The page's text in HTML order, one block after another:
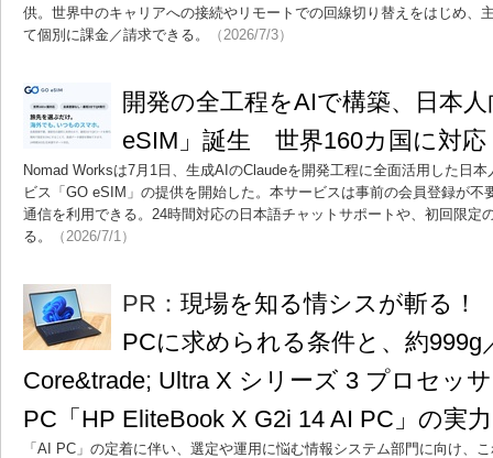
供。世界中のキャリアへの接続やリモートでの回線切り替えをはじめ、
て個別に課金／請求できる。
（2026/7/3）
開発の全工程をAIで構築、日本
eSIM」誕生 世界160カ国に対応
Nomad Worksは7月1日、生成AIのClaudeを開発工程に全面活用した日
ビス「GO eSIM」の提供を開始した。本サービスは事前の会員登録が不
通信を利用できる。24時間対応の日本語チャットサポートや、初回限定
る。
（2026/7/1）
PR： 現場を知る情シスが斬る
PCに求められる条件と、約999g
Core&trade; Ultra X シリーズ 3 プロセッ
PC「HP EliteBook X G2i 14 AI PC」の実力
「AI PC」の定着に伴い、選定や運用に悩む情報システム部門に向け、